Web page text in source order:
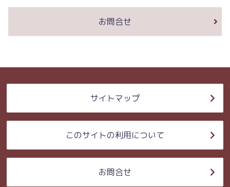
お問合せ
サイトマップ
このサイトの利用について
お問合せ